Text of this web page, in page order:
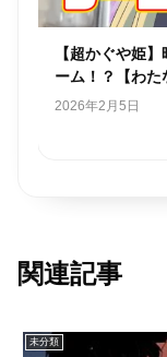
【超かぐや姫
ーム！？【わた
2026年2月5日
関連記事
未分類